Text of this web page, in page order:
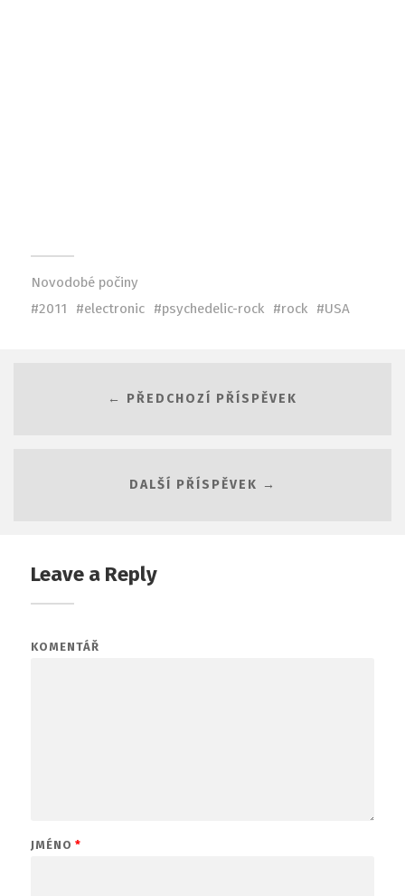
Novodobé počiny
2011
electronic psychedelic-rock rock USA
← PŘEDCHOZÍ PŘÍSPĚVEK
DALŠÍ PŘÍSPĚVEK →
Leave a Reply
KOMENTÁŘ
JMÉNO *